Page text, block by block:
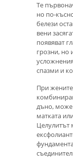
Те
но по-
белези
вени
появяват
грозни, но
спазми и
При
дъно, може
матката
Целулитът